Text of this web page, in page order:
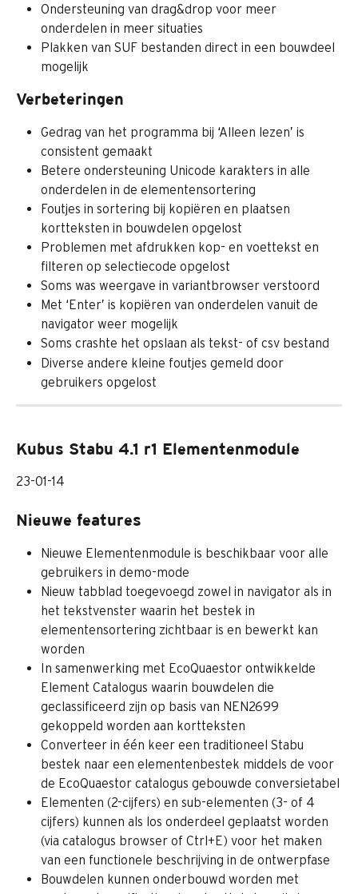
Ondersteuning van drag&drop voor meer
onderdelen in meer situaties
Plakken van SUF bestanden direct in een bouwdeel
mogelijk
Verbeteringen
Gedrag van het programma bij ‘Alleen lezen’ is
consistent gemaakt
Betere ondersteuning Unicode karakters in alle
onderdelen in de elementensortering
Foutjes in sortering bij kopiëren en plaatsen
kortteksten in bouwdelen opgelost
Problemen met afdrukken kop- en voettekst en
filteren op selectiecode opgelost
Soms was weergave in variantbrowser verstoord
Met ‘Enter’ is kopiëren van onderdelen vanuit de
navigator weer mogelijk
Soms crashte het opslaan als tekst- of csv bestand
Diverse andere kleine foutjes gemeld door
gebruikers opgelost
Kubus Stabu 4.1 r1 Elementenmodule
23-01-14
Nieuwe features
Nieuwe Elementenmodule is beschikbaar voor alle
gebruikers in demo-mode
Nieuw tabblad toegevoegd zowel in navigator als in
het tekstvenster waarin het bestek in
elementensortering zichtbaar is en bewerkt kan
worden
In samenwerking met EcoQuaestor ontwikkelde
Element Catalogus waarin bouwdelen die
geclassificeerd zijn op basis van NEN2699
gekoppeld worden aan kortteksten
Converteer in één keer een traditioneel Stabu
bestek naar een elementenbestek middels de voor
de EcoQuaestor catalogus gebouwde conversietabel
Elementen (2-cijfers) en sub-elementen (3- of 4
cijfers) kunnen als los onderdeel geplaatst worden
(via catalogus browser of Ctrl+E) voor het maken
van een functionele beschrijving in de ontwerpfase
Bouwdelen kunnen onderbouwd worden met